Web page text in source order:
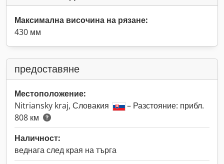
Максимална височина на рязане:
430 мм
предоставяне
Местоположение:
Nitriansky kraj, Словакия
– Разстояние: прибл.
808 км
Наличност:
веднага след края на търга